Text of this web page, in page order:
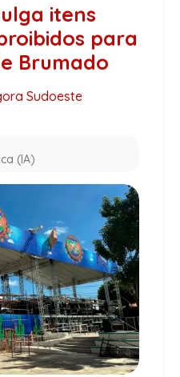
itens
para
Brumado
Sudoeste
(IA)